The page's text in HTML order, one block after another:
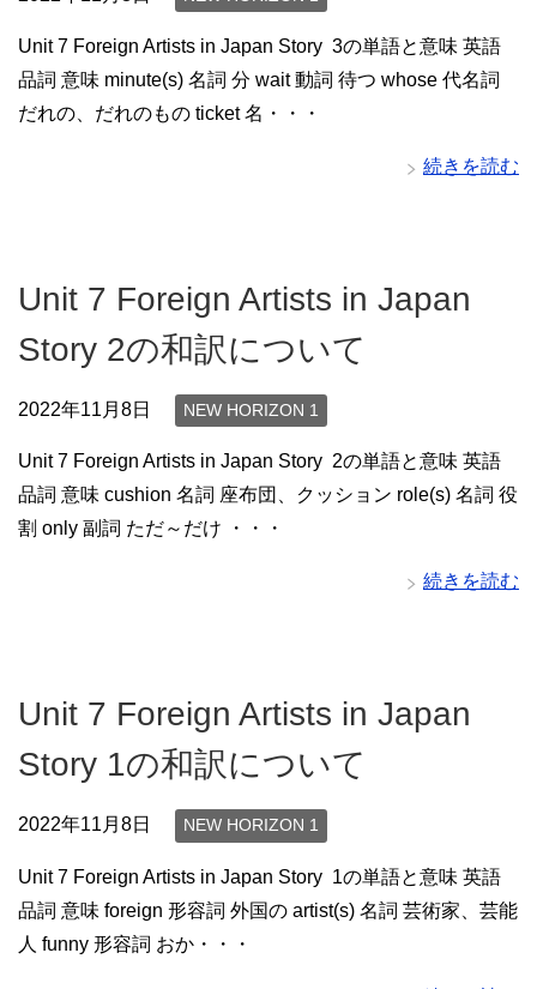
Unit 7 Foreign Artists in Japan Story 3の単語と意味 英語
品詞 意味 minute(s) 名詞 分 wait 動詞 待つ whose 代名詞
だれの、だれのもの ticket 名・・・
続きを読む
Unit 7 Foreign Artists in Japan
Story 2の和訳について
2022年11月8日 NEW HORIZON 1
Unit 7 Foreign Artists in Japan Story 2の単語と意味 英語
品詞 意味 cushion 名詞 座布団、クッション role(s) 名詞 役
割 only 副詞 ただ～だけ ・・・
続きを読む
Unit 7 Foreign Artists in Japan
Story 1の和訳について
2022年11月8日 NEW HORIZON 1
Unit 7 Foreign Artists in Japan Story 1の単語と意味 英語
品詞 意味 foreign 形容詞 外国の artist(s) 名詞 芸術家、芸能
人 funny 形容詞 おか・・・